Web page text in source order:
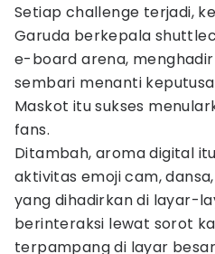
Setiap challenge terjadi,
Garuda berkepala
e-board arena,
sembari menanti
Maskot itu sukses
fans.
Ditambah, aroma digital
aktivitas emoji cam,
yang dihadirkan di layar-
berinteraksi lewat sorot
terpampang di layar